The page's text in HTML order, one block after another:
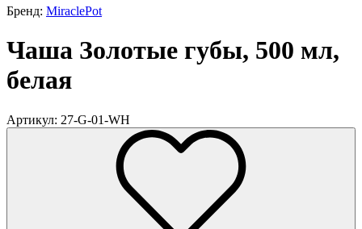
Бренд: MiraclePot
Чаша Золотые губы, 500 мл,
белая
Артикул: 27-G-01-WH